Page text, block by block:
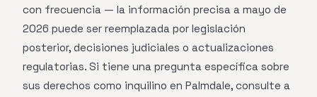
con frecuencia — la información precisa a mayo de
2026 puede ser reemplazada por legislación
posterior, decisiones judiciales o actualizaciones
regulatorias. Si tiene una pregunta específica sobre
sus derechos como inquilino en Palmdale, consulte a